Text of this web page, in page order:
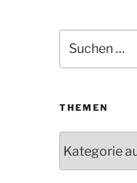
nach:
THEMEN